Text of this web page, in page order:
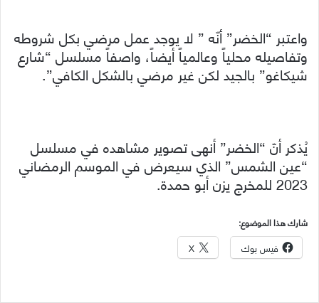
واعتبر “الخضر” أنّه ” لا يوجد عمل مرضي بكل شروطه
وتفاصيله محلياً وعالمياً أيضاً، واصفاً مسلسل “شارع
شيكاغو” بالجيد لكن غير مرضي بالشكل الكافي”.
يُذكر أنّ “الخضر” أنهى تصوير مشاهده في مسلسل
“عين الشمس” الذي سيعرض في الموسم الرمضاني
2023 للمخرج يزن أبو حمدة.
شارك هذا الموضوع:
فيس بوك X